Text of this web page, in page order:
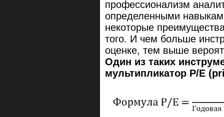
профессионализм
определенными
некоторые
того. И чем больше
оценке, тем выше
Один из таких
мультипликатор P/E